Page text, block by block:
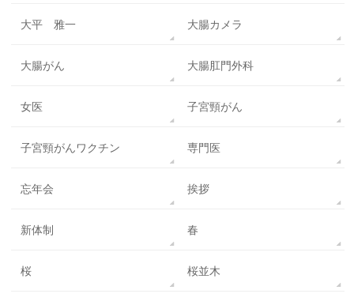
大平 雅一 大腸カメラ
大腸がん 大腸肛門外科
女医 子宮頸がん
子宮頸がんワクチン 専門医
忘年会 挨拶
新体制 春
桜 桜並木